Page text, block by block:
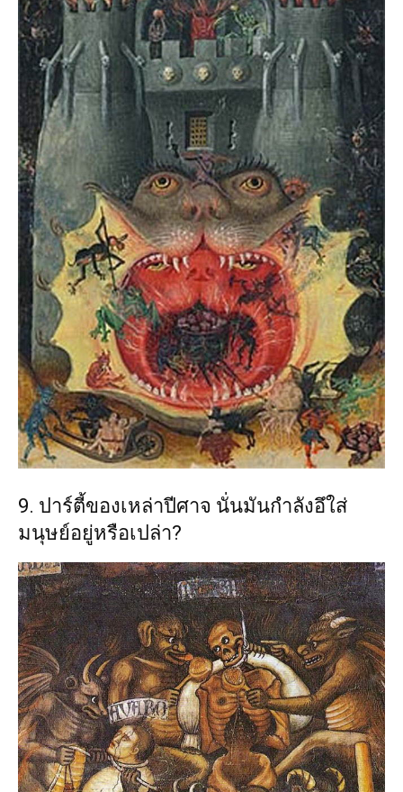
9. ปาร์ตี้ของเหล่าปีศาจ นั่นมันกำลังอึใส่
มนุษย์อยู่หรือเปล่า?